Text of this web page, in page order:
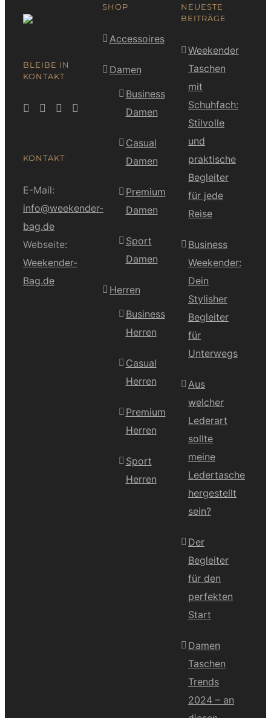
BLEIBE IN
KONTAKT
KONTAKT
E-Mail:
info@weekender-
bag.de
Webseite:
Weekender-
Bag.de
SHOP
Accessoires
Damen
Business
Damen
Casual
Damen
Premium
Damen
Sport
Damen
Herren
Business
Herren
Casual
Herren
Premium
Herren
Sport
Herren
NEUESTE
BEITRÄGE
Weekender
Taschen
mit
Schuhfach:
Stilvolle
und
praktische
Begleiter
für jede
Reise
Business
Weekender:
Dein
Stylisher
Begleiter
für
Unterwegs
Aus
welcher
Lederart
sollte
meine
Ledertasche
hergestellt
sein?
Der
Begleiter
für den
perfekten
Start
Damen
Taschen
Trends
2024 – an